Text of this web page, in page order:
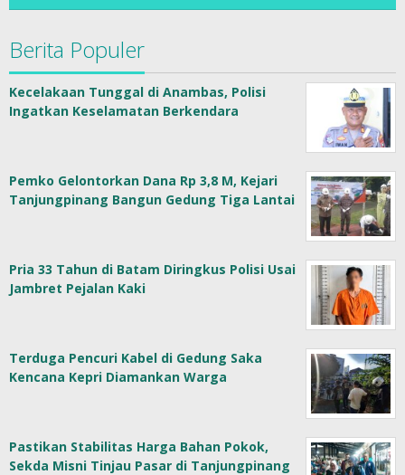
Berita Populer
Kecelakaan Tunggal di Anambas, Polisi
Ingatkan Keselamatan Berkendara
Pemko Gelontorkan Dana Rp 3,8 M, Kejari
Tanjungpinang Bangun Gedung Tiga Lantai
Pria 33 Tahun di Batam Diringkus Polisi Usai
Jambret Pejalan Kaki
Terduga Pencuri Kabel di Gedung Saka
Kencana Kepri Diamankan Warga
Pastikan Stabilitas Harga Bahan Pokok,
Sekda Misni Tinjau Pasar di Tanjungpinang